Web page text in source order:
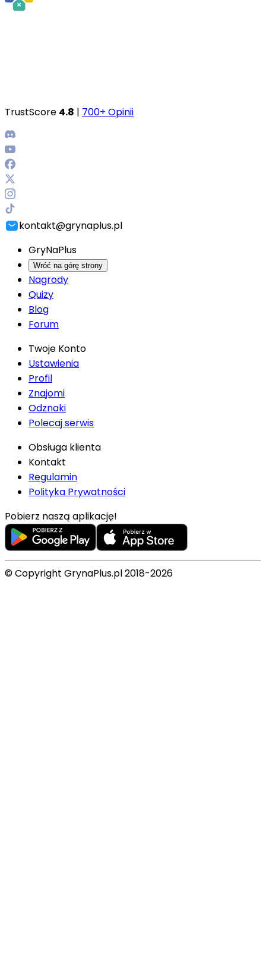
TrustScore 4.8 | 700+ Opinii
kontakt@grynaplus.pl
GryNaPlus
Wróć na górę strony
Nagrody
Quizy
Blog
Forum
Twoje Konto
Ustawienia
Profil
Znajomi
Odznaki
Polecaj serwis
Obsługa klienta
Kontakt
Regulamin
Polityka Prywatności
Pobierz naszą aplikację!
© Copyright GrynaPlus.pl 2018-2026